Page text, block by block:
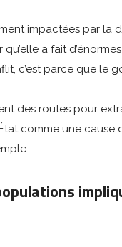
impactées par la
a fait
c’est parce que le
des routes pour
comme une